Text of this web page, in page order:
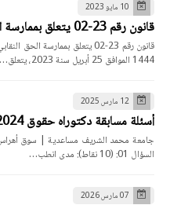
10 مايو 2023
قانون رقم 23-02 يتعلق بممارسة الحق النقابي PDF
1444 الموافق 25 أبريل سنة 2023، يتعلق…
12 مارس 2025
أسئلة مسابقة دكتوراه حقوق 2024-2025
جامعة محمد الشريف مساعدية | سوق أهراس
السؤال 01: (10 نقاط): مدى انطب…
07 مارس 2026